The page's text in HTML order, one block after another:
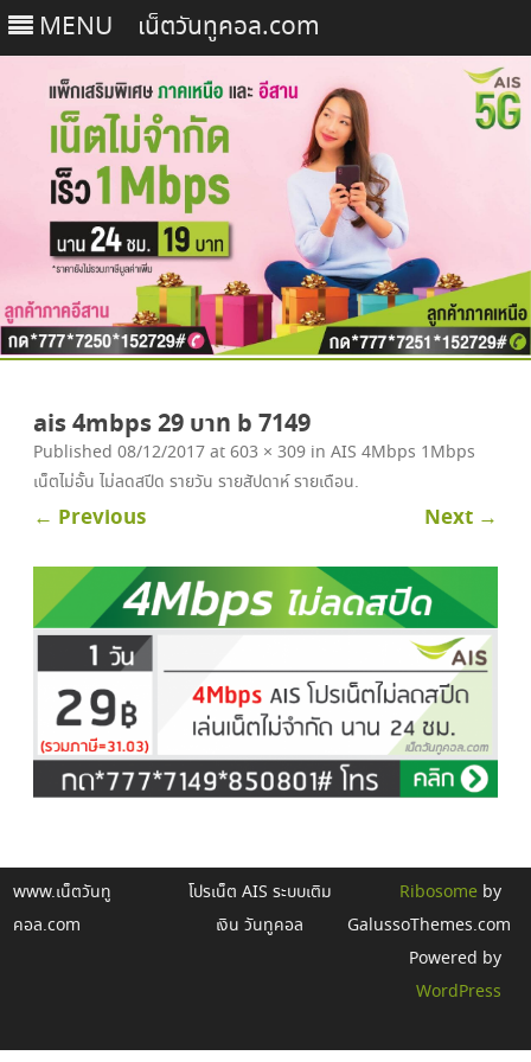
MENU เน็ตวันทูคอล.com
to
content
ais 4mbps 29 บาท b 7149
Published 08/12/2017 at 603 × 309 in AIS 4Mbps 1Mbps
เน็ตไม่อั้น ไม่ลดสปีด รายวัน รายสัปดาห์ รายเดือน.
← Previous Next →
www.เน็ตวันทู
คอล.com
โปรเน็ต AIS ระบบเติม
เงิน วันทูคอล
Ribosome by
GalussoThemes.com
Powered by
WordPress